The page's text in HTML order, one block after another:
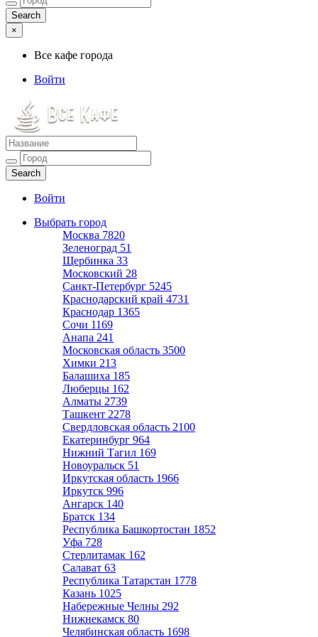
×
Все кафе города
Войти
Все кафе города
Каталог хороших кафе
Войти
Выбрать город
Москва 7820
Зеленоград 51
Щербинка 33
Московский 28
Санкт-Петербург 5245
Краснодарский край 4731
Краснодар 1365
Сочи 1169
Анапа 241
Московская область 3500
Химки 213
Балашиха 185
Люберцы 162
Алматы 2739
Ташкент 2278
Свердловская область 2100
Екатеринбург 964
Нижний Тагил 169
Новоуральск 51
Иркутская область 1966
Иркутск 996
Ангарск 140
Братск 134
Республика Башкортостан 1852
Уфа 728
Стерлитамак 162
Салават 63
Республика Татарстан 1778
Казань 1025
Набережные Челны 292
Нижнекамск 80
Челябинская область 1698